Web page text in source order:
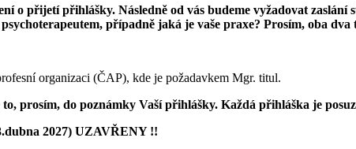
o přijetí přihlášky. Následně od vás budeme vyžadovat
případně jaká je vaše praxe? Prosím, oba
organizaci (ČAP), kde je požadavkem Mgr. titul.
prosím, do poznámky Vaší přihlášky. Každá přihláška je
2027) UZAVŘENY !!